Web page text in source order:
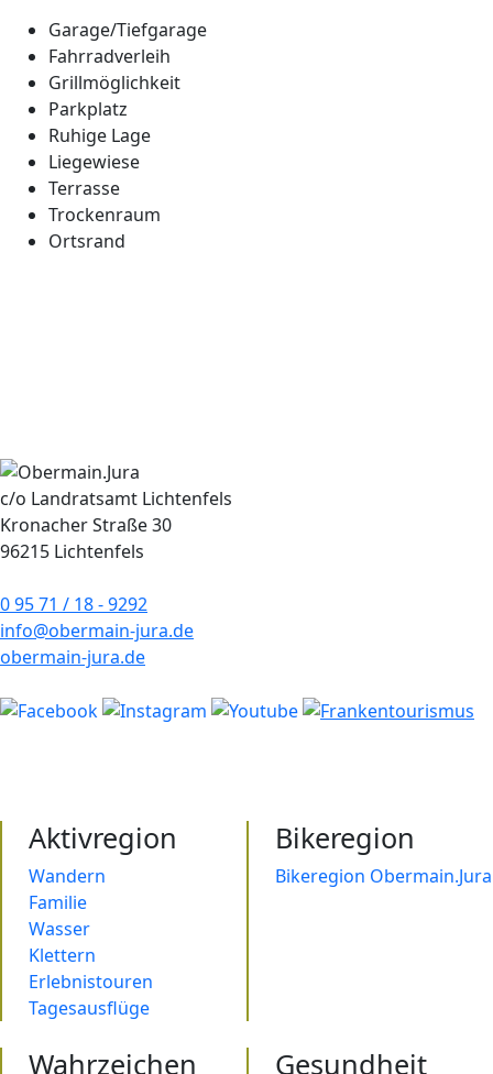
Garage/Tiefgarage
Fahrradverleih
Grillmöglichkeit
Parkplatz
Ruhige Lage
Liegewiese
Terrasse
Trockenraum
Ortsrand
c/o Landratsamt Lichtenfels
Kronacher Straße 30
96215 Lichtenfels
0 95 71 / 18 - 9292
info@obermain-jura.de
obermain-jura.de
Aktivregion
Wandern
Familie
Wasser
Klettern
Erlebnistouren
Tagesausflüge
Bikeregion
Bikeregion Obermain.Jura
Wahrzeichen Gesundheit